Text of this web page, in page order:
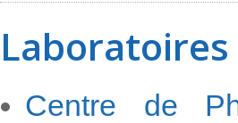
Laboratoires
Centre de